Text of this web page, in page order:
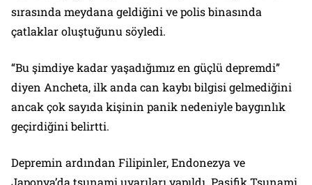
sırasında meydana geldiğini ve polis binasında
çatlaklar oluştuğunu söyledi.
“Bu şimdiye kadar yaşadığımız en güçlü depremdi”
diyen Ancheta, ilk anda can kaybı bilgisi gelmediğini
ancak çok sayıda kişinin panik nedeniyle baygınlık
geçirdiğini belirtti.
Depremin ardından Filipinler, Endonezya ve
Japonya’da tsunami uyarıları yapıldı. Pasifik Tsunami